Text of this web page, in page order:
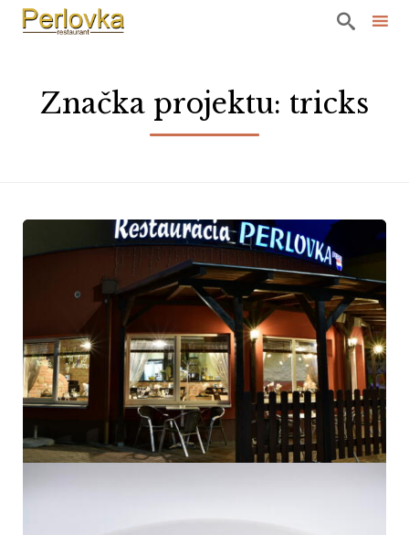

Značka projektu: tricks